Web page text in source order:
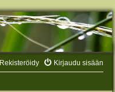
Kirjaudu sisään
Rekisteröidy